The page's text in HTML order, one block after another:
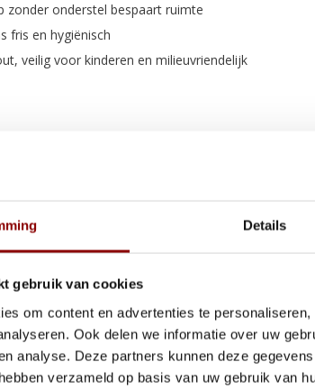
Details
gebruik van cookies
om content en advertenties te
Ook delen we informatie over uw
analyse. Deze partners kunnen deze
verzameld op basis van uw gebruik van
zonder onderstel bespaart ruimte
fris en hygiënisch
veilig voor kinderen en milieuvriendelijk
goed ondersteunt. Zorgt voor een
een frisse en hygiënische slaapomgeving.
is uit FSC-gecertificeerde bossen. Dit
manier is gewonnen, een
ontwerp biedt dit bed een veilige en